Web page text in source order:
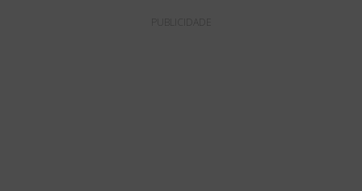
PUBLICIDADE